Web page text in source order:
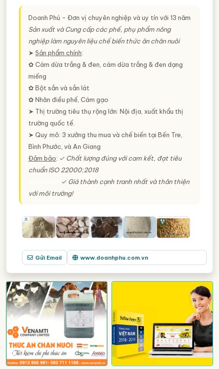
Doanh Phú - Đơn vị chuyên nghiệp và uy tín với 13 năm
Sản xuất và Cung cấp các phế, phụ phẩm nông
nghiệp làm nguyên liệu chế biến thức ăn chăn nuôi
➤ Sản phẩm chính:
✿ Cám dừa trắng & đen, cám dừa trắng & đen dạng
miếng
✿ Bột sắn và sắn lát
✿ Nhân điều phế, Cám gạo
➤ Thị trường tiêu thụ rộng lớn: Nội địa, xuất khẩu thị
trường quốc tế.
➤ Quy mô: 3 xưởng thu mua và chế biến tại Bến Tre,
Bình Phước, và An Giang
Đảm bảo: ✓ Chất lượng đúng với cam kết, đạt tiêu
chuẩn ISO 22000:2018
✓ Giá thành cạnh tranh nhất và thân thiện
với môi trường!
Gửi Email www.doanhphu.com.vn